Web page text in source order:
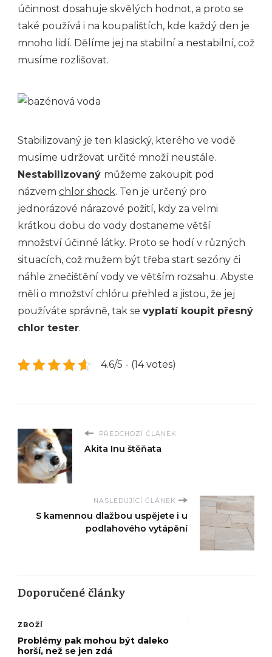
účinnost dosahuje skvělých hodnot, a proto se
také používá i na koupalištích, kde každý den je
mnoho lidí. Dělíme jej na stabilní a nestabilní, což
musíme rozlišovat.
Stabilizovaný je ten klasický, kterého ve vodě
musíme udržovat určité množí neustále.
Nestabilizovaný můžeme zakoupit pod
názvem chlor shock. Ten je určený pro
jednorázové nárazové požití, kdy za velmi
krátkou dobu do vody dostaneme větší
množství účinné látky. Proto se hodí v různých
situacích, což mužem být třeba start sezóny či
náhle znečištění vody ve větším rozsahu. Abyste
měli o množství chlóru přehled a jistou, že jej
používáte správně, tak se vyplatí koupit přesný
chlor tester.
4.6/5 - (14 votes)
PŘEDCHOZÍ ČLÁNEK
Akita Inu štěňata
NASLEDUJÍCÍ ČLÁNEK
S kamennou dlažbou uspějete i u
podlahového vytápění
Doporučené články
ZBOŽÍ
Problémy pak mohou být daleko
horší, než se jen zdá